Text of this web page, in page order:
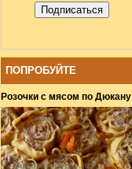
ПОПРОБУЙТЕ
Розочки с мясом по Дюкану